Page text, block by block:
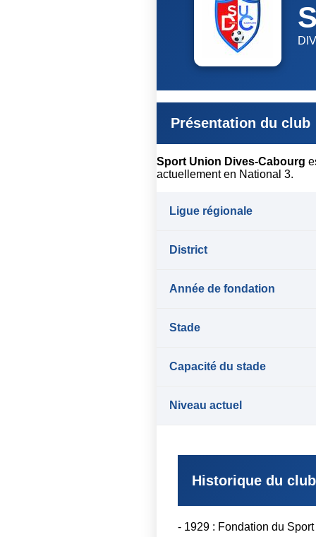
Présentation du club
Sport Union Dives-Cabourg
actuellement en National 3.
Ligue régionale
District
Année de fondation
Stade
Capacité du stade
Niveau actuel
Historique du club
- 1929 : Fondation du